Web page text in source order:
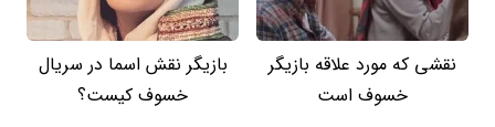
نقشی که مورد علاقه بازیگر
خسوف است
بازیگر نقش اسما در سریال
خسوف کیست؟